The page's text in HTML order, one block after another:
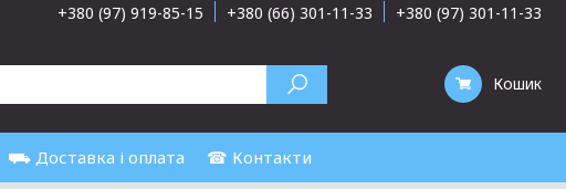
+380 (97) 919-85-15 +380 (66) 301-11-33 +380 (97) 301-11-33
Кошик
⛟ Доставка і оплата ☎ Контакти